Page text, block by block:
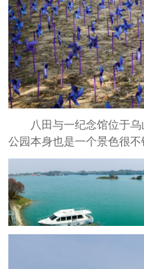
八田与一纪念馆位于
公园本身也是一个景色很不